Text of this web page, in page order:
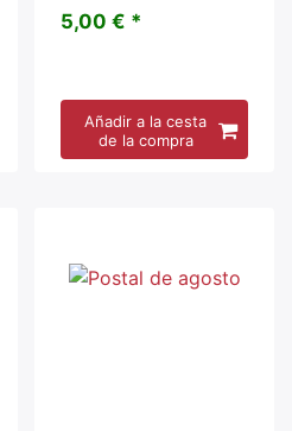
5,00 € *
Añadir a la cesta
de la compra